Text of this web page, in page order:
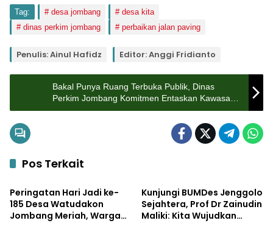
Tag: desa jombang
desa kita
dinas perkim jombang
perbaikan jalan paving
Penulis: Ainul Hafidz Editor: Anggi Fridianto
Bakal Punya Ruang Terbuka Publik, Dinas
Perkim Jombang Komitmen Entaskan Kawasan
Kumuh di Desa Jombang
Pos Terkait
Pemerintahan
Peringatan Hari Jadi ke-
185 Desa Watudakon
Jombang Meriah, Warga
Kunjungi BUMDes Jenggolo
Sejahtera, Prof Dr Zainudin
Maliki: Kita Wujudkan
Bisnis Pemerintahan